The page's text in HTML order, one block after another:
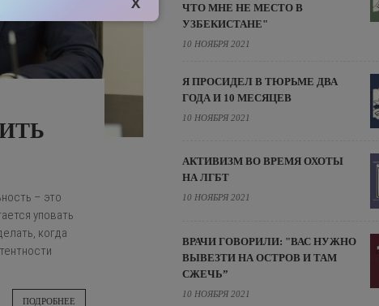
– это
уповать
когда
ПОДРОБНЕЕ
ЧТО МНЕ НЕ МЕСТО В
УЗБЕКИСТАНЕ"
10 НОЯБРЯ 2021
Я ПРОСИДЕЛ В ТЮРЬМЕ ДВА
ГОДА И 10 МЕСЯЦЕВ
10 НОЯБРЯ 2021
АКТИВИЗМ ВО ВРЕМЯ ОХОТЫ
НА ЛГБТ
10 НОЯБРЯ 2021
ВРАЧИ ГОВОРИЛИ: "ВАС НУЖНО
ВЫВЕЗТИ НА ОСТРОВ И ТАМ
СЖЕЧЬ”
10 НОЯБРЯ 2021